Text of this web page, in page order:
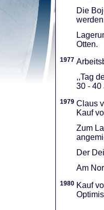
Die
Otten.
1977
,,Tag
30 - 40
1979 Claus
Kauf
Zum
Der
Am
1980 Kauf